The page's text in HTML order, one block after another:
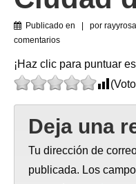
Publicado en por rayyrosa
comentarios
¡Haz clic para puntuar
Deja una
Tu dirección de
publicada. Los